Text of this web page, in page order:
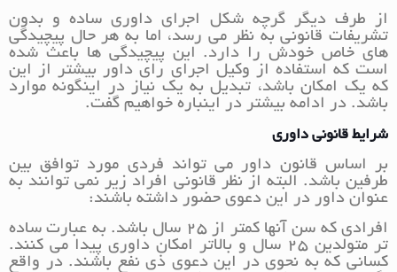
از طرف دیگر گرچه شکل اجرای داوری ساده و بدون
تشریفات قانونی به نظر می رسد، اما به هر حال پیچیدگی
های خاص خودش را دارد. این پیچیدگی ها باعث شده
است که استفاده از وکیل اجرای رای داور بیشتر از این
که یک امکان باشد، تبدیل به یک نیاز در اینگونه موارد
باشد. در ادامه بیشتر در اینباره خواهیم گفت.
شرایط قانونی داوری
بر اساس قانون داور می تواند فردی مورد توافق بین
طرفین باشد. البته از نظر قانونی افراد زیر نمی توانند به
عنوان داور در این دعوی حضور داشته باشند:
افرادی که سن آنها کمتر از 25 سال باشد. به عبارت ساده
تر متولدین 25 سال و بالاتر امکان داوری پیدا می کنند.
کسانی که به نحوی در این دعوی ذی نفع باشند. در واقع